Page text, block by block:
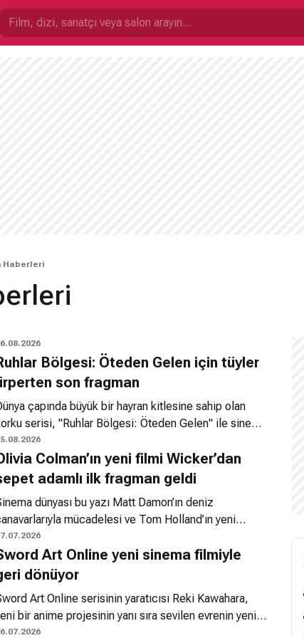
Haberleri
Bölgesi: Öteden Gelen için tüyler
son fragman
çapında büyük bir hayran kitlesine sahip olan
serisi, "Ruhlar Bölgesi: Öteden Gelen" ile sinema
geri dönüyor. Sony Pictures tarafından
son fragman, vizyon tarihinden hemen önce
Öte dünyasının karanlık atmosferine dair
Colman’ın yeni filmi Wicker’dan
adamlı ilk fragman geldi
dünyası bu yazı Matt Damon’ın deniz
mücadelesi ve Tom Holland’ın yeni
geçirmeyi beklerken, sihirli bir ahşap
konu edildiği Wicker filminin fragmanı tüm
üzerine çekti. Ekim ayında vizyona girmesi
Olivia Colman tarafından canlandırılan yerel
kadın karakteri, bir kocası olmadığı için çevresi
Art Online yeni sinema filmiyle
dönüyor
Art Online serisinin yaratıcısı Reki Kawahara,
bir anime projesinin yanı sıra sevilen evrenin yeni
sinema filmi üzerinde çalıştığını duyurdu. Kirito ve